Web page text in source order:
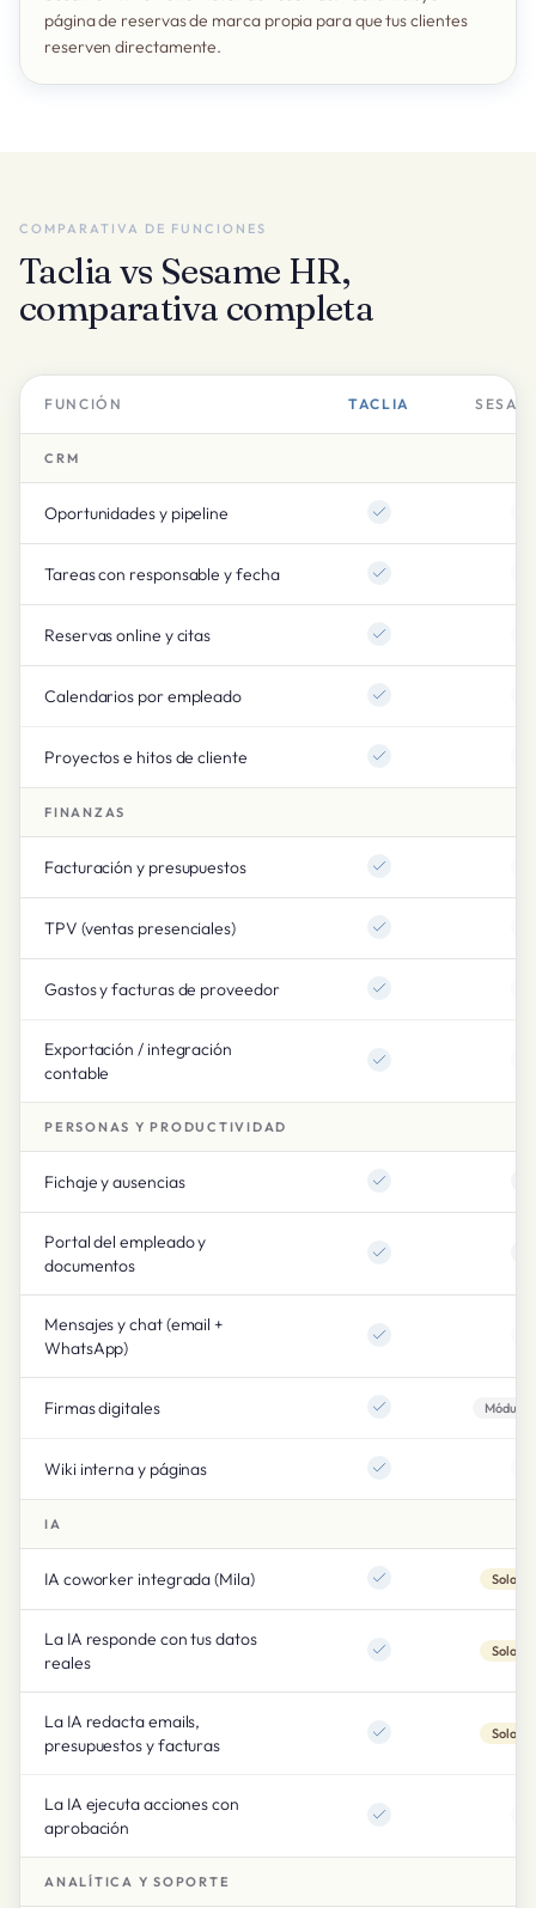
página de reservas de marca propia para que tus clientes
reserven directamente.
COMPARATIVA DE FUNCIONES
Taclia vs Sesame HR,
comparativa completa
FUNCIÓN TACLIA
CRM
Oportunidades y pipeline
Tareas con responsable y fecha
Reservas online y citas
Calendarios por empleado
Proyectos e hitos de cliente
FINANZAS
Facturación y presupuestos
TPV (ventas presenciales)
Gastos y facturas de proveedor
Exportación / integración
contable
PERSONAS Y PRODUCTIVIDAD
Fichaje y ausencias
Portal del empleado y
documentos
Mensajes y chat (email +
WhatsApp)
Firmas digitales Módulo
Wiki interna y páginas
IA
IA coworker integrada (Mila) Solo
La IA responde con tus datos
reales
Solo
La IA redacta emails,
presupuestos y facturas
Solo
La IA ejecuta acciones con
aprobación
ANALÍTICA Y SOPORTE